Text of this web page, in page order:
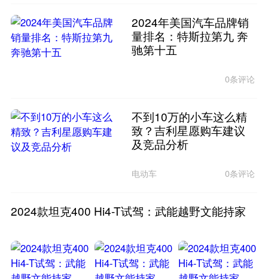
2024年美国汽车品牌销
量排名：特斯拉第九 奔
驰第十五
0条评论
不到10万的小车这么精
致？吉利星愿购车建议
及竞品分析
电动车 0条评论
2024款坦克400 Hi4-T试驾：武能越野文能持家